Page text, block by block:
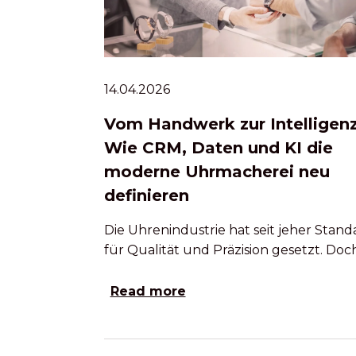
14.04.2026
Vom Handwerk zur
Wie CRM, Daten und KI die
moderne Uhrmacherei neu
definieren
Die Uhrenindustrie hat seit jeher
für Qualität und Präzision gesetzt.
Read more